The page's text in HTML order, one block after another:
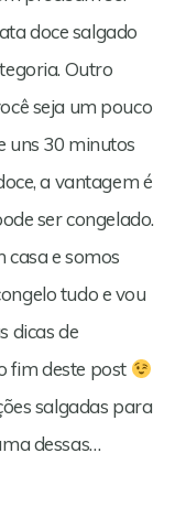
doce salgado
Outro
seja um pouco
uns 30 minutos
a vantagem é
ser congelado.
casa e somos
tudo e vou
dicas de
fim deste post
salgadas para
dessas…